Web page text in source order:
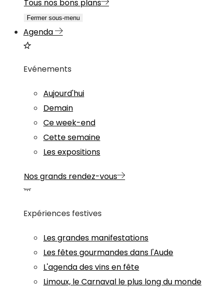
Tous nos bons plans
Fermer sous-menu
Agenda
Evénements
Aujourd'hui
Demain
Ce week-end
Cette semaine
Les expositions
Nos grands rendez-vous
Expériences festives
Les grandes manifestations
Les fêtes gourmandes dans l'Aude
L'agenda des vins en fête
Limoux, le Carnaval le plus long du monde